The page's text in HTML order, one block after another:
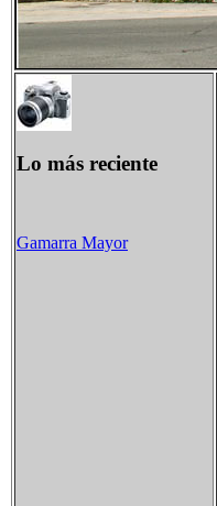
Lo más reciente
Gamarra Mayor